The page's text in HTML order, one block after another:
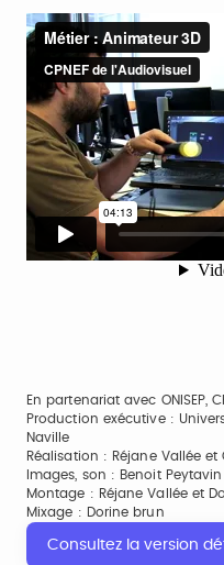
En partenariat avec ONISEP,
Production exécutive :
Naville
Réalisation : Réjane Vallée et
Images, son : Benoit Peytavin
Montage : Réjane Vallée et
Mixage : Dorine brun
Consultez la version